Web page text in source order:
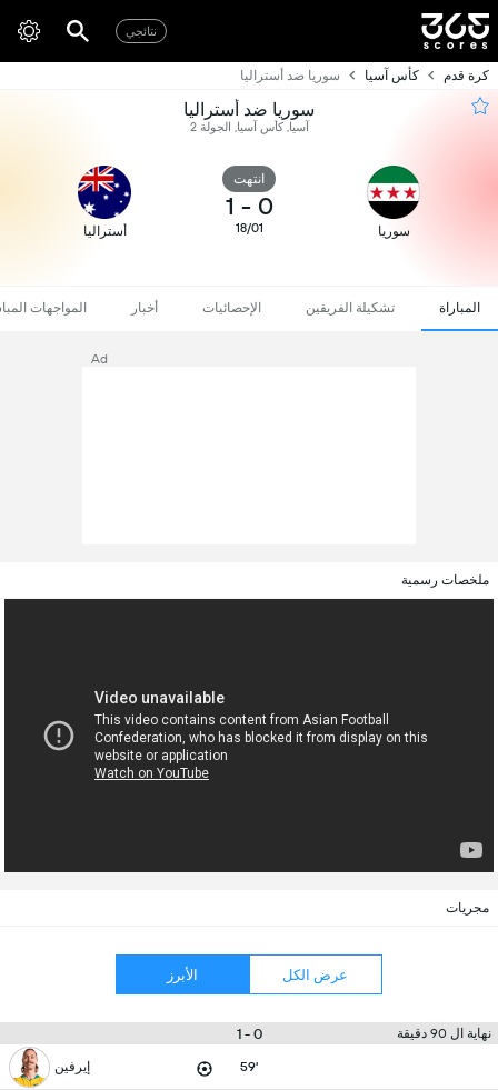
نتائجي
كرة قدم كأس آسيا سوريا ضد أستراليا
سوريا ضد أستراليا
آسيا, كأس آسيا, الجولة 2
سوريا
انتهت
0
-
1
18/01 أستراليا
المباراة تشكيلة الفريقين الإحصائيات أخبار المواجهات
Ad
ملخصات رسمية
مجريات
عرض الكل الأبرز
نهاية ال 90 دقيقة 0 - 1
59' إيرفين